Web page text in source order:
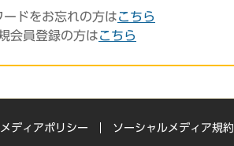
ードをお忘れの方はこちら
会員登録の方はこちら
ディアポリシー ソーシャルメディア規約